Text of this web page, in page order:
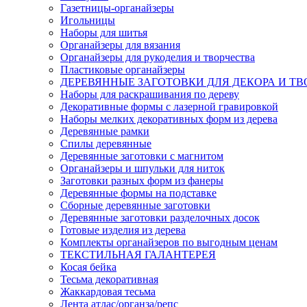
Газетницы-органайзеры
Игольницы
Наборы для шитья
Органайзеры для вязания
Органайзеры для рукоделия и творчества
Пластиковые органайзеры
ДЕРЕВЯННЫЕ ЗАГОТОВКИ ДЛЯ ДЕКОРА И
Наборы для раскрашивания по дереву
Декоративные формы с лазерной гравировкой
Наборы мелких декоративных форм из дерева
Деревянные рамки
Спилы деревянные
Деревянные заготовки с магнитом
Органайзеры и шпульки для ниток
Заготовки разных форм из фанеры
Деревянные формы на подставке
Сборные деревянные заготовки
Деревянные заготовки разделочных досок
Готовые изделия из дерева
Комплекты органайзеров по выгодным ценам
ТЕКСТИЛЬНАЯ ГАЛАНТЕРЕЯ
Косая бейка
Тесьма декоративная
Жаккардовая тесьма
Лента атлас/органза/репс